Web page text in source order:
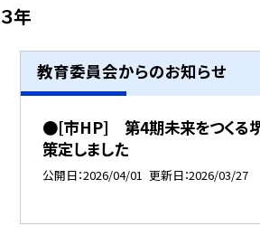
３年
教育委員会からのお知らせ
●[市HP] 第4期未来をつくる
策定しました
公開日 2026/04/01 更新日 2026/03/27